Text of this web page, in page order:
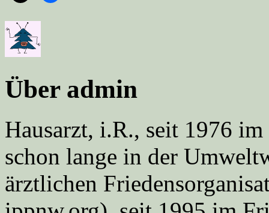
Über admin
Hausarzt, i.R., seit 1976
schon lange in der
ärztlichen